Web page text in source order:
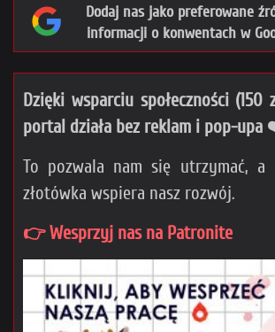
Dodaj nas jako preferowane
informacji o konwentach w
Dzięki wsparciu społeczności (150
portal działa bez reklam i pop-
To pozwala nam się utrzymać, a
złotówka wspiera nasz rozwój.
👉 Wesprzyj nas na Patronite